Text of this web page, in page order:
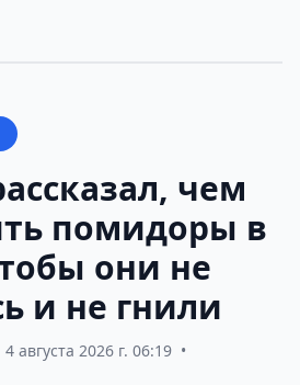
чем
помидоры в
они не
и не гнили
4 августа 2026 г. 06:19 •